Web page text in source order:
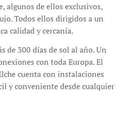
algunos de ellos exclusivos,
Todos ellos dirigidos a un
calidad y cercanía.
de 300 días de sol al año. Un
con toda Europa. El
cuenta con instalaciones
y conveniente desde cualquier